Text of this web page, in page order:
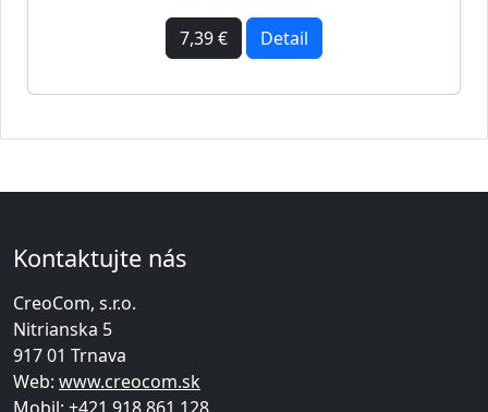
7,39 € Detail
Kontaktujte nás
CreoCom, s.r.o.
Nitrianska 5
917 01 Trnava
Web: www.creocom.sk